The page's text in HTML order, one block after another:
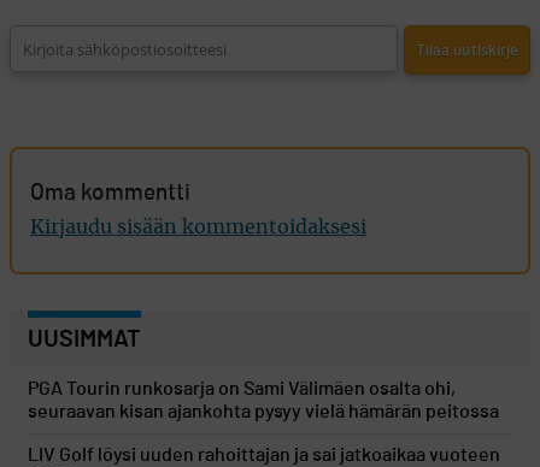
Oma kommentti
Kirjaudu sisään kommentoidaksesi
UUSIMMAT
PGA Tourin runkosarja on Sami Välimäen osalta ohi,
seuraavan kisan ajankohta pysyy vielä hämärän peitossa
LIV Golf löysi uuden rahoittajan ja sai jatkoaikaa vuoteen